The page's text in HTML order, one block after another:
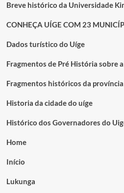
Breve histórico da Universidade
CONHEÇA UÍGE COM 23
Dados turístico do Uíge
Fragmentos de Pré História sobre
Fragmentos históricos da
Historia da cidade do uíge
Histórico dos Governadores do
Home
Início
Lukunga